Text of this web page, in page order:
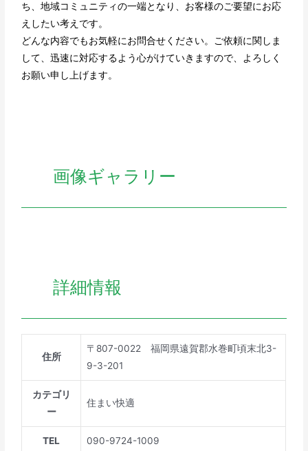
ち、地域コミュニティの一端となり、お客様のご要望にお応
えしたい考えです。
どんな内容でもお気軽にお問合せください。ご依頼に関しま
して、迅速に対応するよう心がけていきますので、よろしく
お願い申し上げます。
画像ギャラリー
詳細情報
住所
〒807-0022 福岡県遠賀郡水巻町頃末北3-
9-3-201
カテゴリ
ー
住まい快適
TEL 090-9724-1009